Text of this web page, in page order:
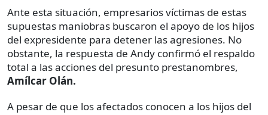
Ante esta situación, empresarios víctimas de estas
supuestas maniobras buscaron el apoyo de los hijos
del expresidente para detener las agresiones. No
obstante, la respuesta de Andy confirmó el respaldo
total a las acciones del presunto prestanombres,
Amílcar Olán.
A pesar de que los afectados conocen a los hijos del